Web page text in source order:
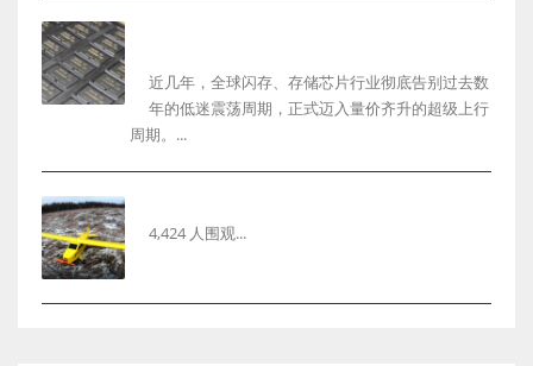
近几年，全球闪存、存储芯片行业彻底告别过去数
年的低迷震荡周期，正式迈入量价齐升的超级上行
周期。...
4,424 人围观...